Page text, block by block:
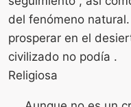
del fenómeno
prosperar en el
civilizado no podía .
Religiosa